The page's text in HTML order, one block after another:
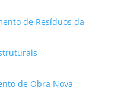
de Resíduos da
de Obra Nova